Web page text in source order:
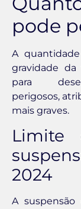
pode
A
gravidade da
para
perigosos,
mais graves.
Limite
2024
A